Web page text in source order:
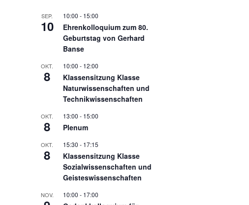
SEP.
10
10:00 - 15:00
Ehrenkolloquium zum 80.
Geburtstag von Gerhard
Banse
OKT.
8
10:00 - 12:00
Klassensitzung Klasse
Naturwissenschaften und
Technikwissenschaften
OKT.
8
13:00 - 15:00
Plenum
OKT.
8
15:30 - 17:15
Klassensitzung Klasse
Sozialwissenschaften und
Geisteswissenschaften
NOV. 10:00 - 17:00